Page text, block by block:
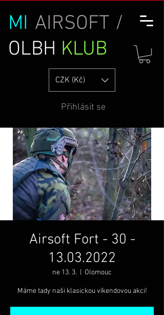
MI AIRSOFT /
OLBH KLUB
Přihlásit se
CZK (Kč)
Airsoft Fort - 30 -
13.03.2022
ne 13. 3. Olomouc
Máme tady naši klasickou víkendovou akci!